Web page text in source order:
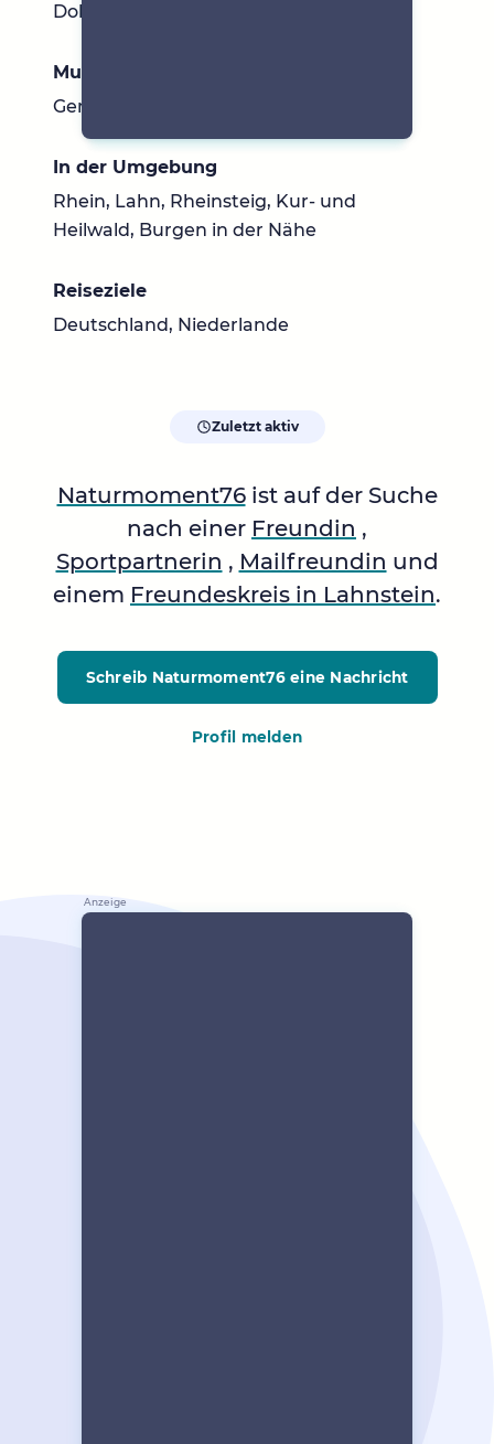
Dokumentationen
Musik
Gemischt, Radio
In der Umgebung
Rhein, Lahn, Rheinsteig, Kur- und
Heilwald, Burgen in der Nähe
Reiseziele
Deutschland, Niederlande
Zuletzt aktiv
Naturmoment76ist auf der Suche
nach einer Freundin ,
Sportpartnerin , Mailfreundin und
einem Freundeskreis in Lahnstein.
Schreib Naturmoment76eine Nachricht
Profil melden